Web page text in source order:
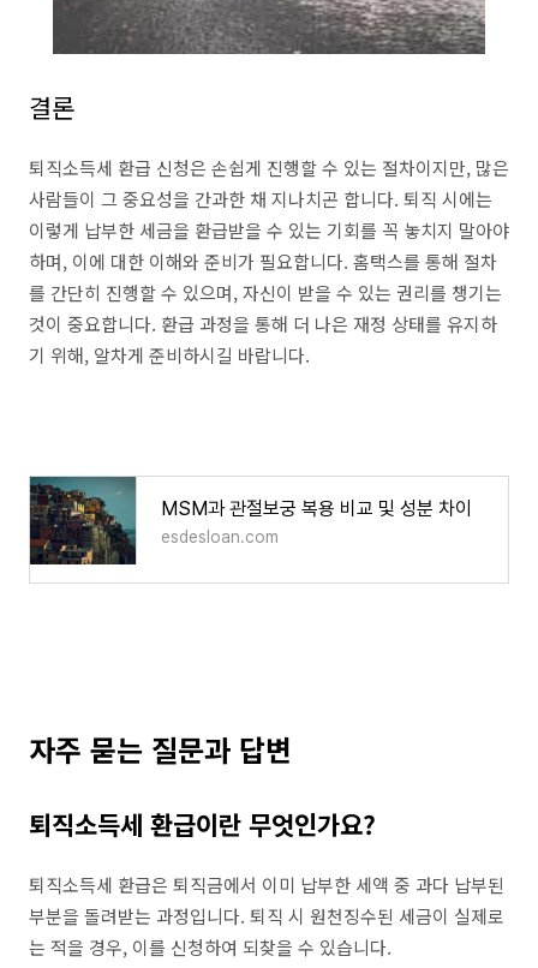
결론
퇴직소득세 환급 신청은 손쉽게 진행할 수 있는 절차이지만, 많은
사람들이 그 중요성을 간과한 채 지나치곤 합니다. 퇴직 시에는
이렇게 납부한 세금을 환급받을 수 있는 기회를 꼭 놓치지 말아야
하며, 이에 대한 이해와 준비가 필요합니다. 홈택스를 통해 절차
를 간단히 진행할 수 있으며, 자신이 받을 수 있는 권리를 챙기는
것이 중요합니다. 환급 과정을 통해 더 나은 재정 상태를 유지하
기 위해, 알차게 준비하시길 바랍니다.
MSM과 관절보궁 복용 비교 및 성분 차이
esdesloan.com
자주 묻는 질문과 답변
퇴직소득세 환급이란 무엇인가요?
퇴직소득세 환급은 퇴직금에서 이미 납부한 세액 중 과다 납부된
부분을 돌려받는 과정입니다. 퇴직 시 원천징수된 세금이 실제로
는 적을 경우, 이를 신청하여 되찾을 수 있습니다.